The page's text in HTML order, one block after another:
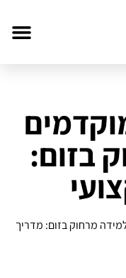
בזום:
מרחוק בזום: מדריך